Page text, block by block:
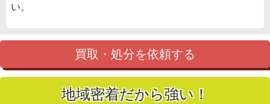
い。
買取・処分を依頼する
地域密着だから強い！